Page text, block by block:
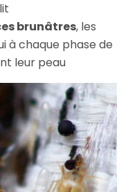
brunâtres, les
à chaque phase de
leur peau